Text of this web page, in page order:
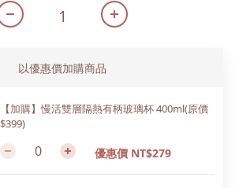
以優惠價加購商品
【加購】慢活雙層隔熱有柄玻璃杯 400ml(原價
$399)
優惠價 NT$279